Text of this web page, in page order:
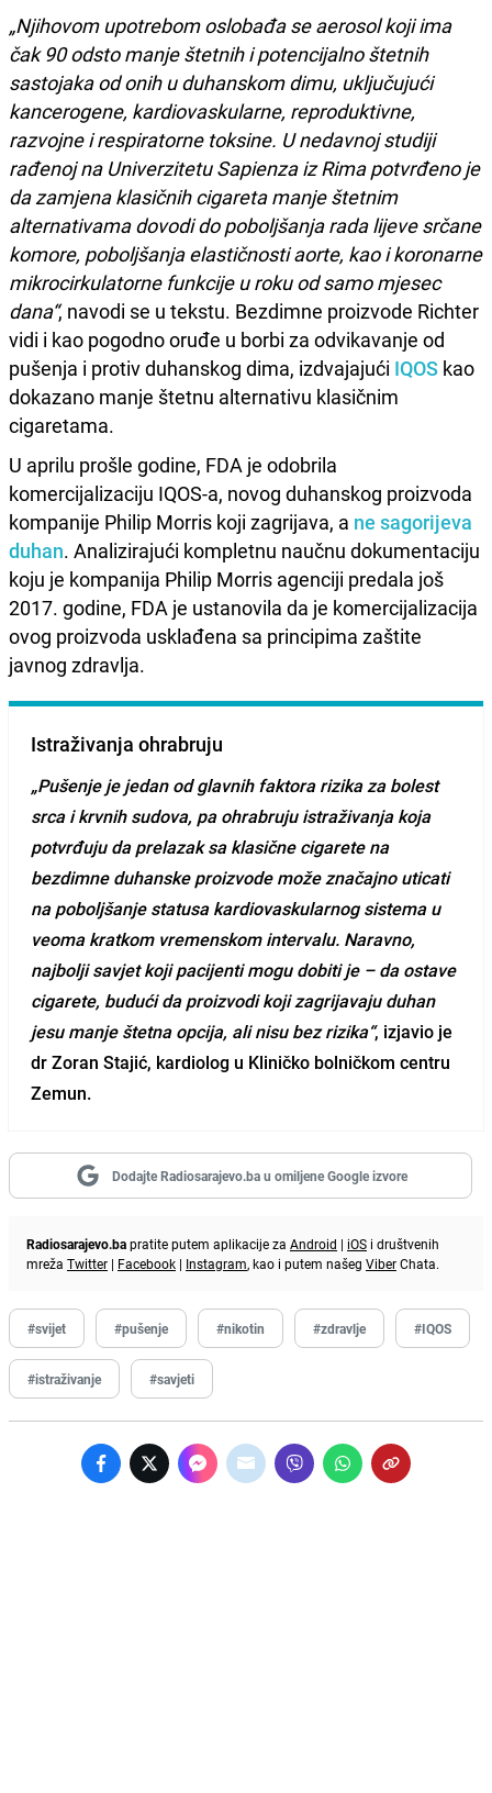
„Njihovom upotrebom oslobađa se aerosol koji ima
čak 90 odsto manje štetnih i potencijalno štetnih
sastojaka od onih u duhanskom dimu, uključujući
kancerogene, kardiovaskularne, reproduktivne,
razvojne i respiratorne toksine. U nedavnoj studiji
rađenoj na Univerzitetu Sapienza iz Rima potvrđeno je
da zamjena klasičnih cigareta manje štetnim
alternativama dovodi do poboljšanja rada lijeve srčane
komore, poboljšanja elastičnosti aorte, kao i koronarne
mikrocirkulatorne funkcije u roku od samo mjesec
dana“, navodi se u tekstu. Bezdimne proizvode Richter
vidi i kao pogodno oruđe u borbi za odvikavanje od
pušenja i protiv duhanskog dima, izdvajajući IQOS kao
dokazano manje štetnu alternativu klasičnim
cigaretama.
U aprilu prošle godine, FDA je odobrila
komercijalizaciju IQOS-a, novog duhanskog proizvoda
kompanije Philip Morris koji zagrijava, a ne sagorijeva
duhan. Analizirajući kompletnu naučnu dokumentaciju
koju je kompanija Philip Morris agenciji predala još
2017. godine, FDA je ustanovila da je komercijalizacija
ovog proizvoda usklađena sa principima zaštite
javnog zdravlja.
Istraživanja ohrabruju
„Pušenje je jedan od glavnih faktora rizika za bolest
srca i krvnih sudova, pa ohrabruju istraživanja koja
potvrđuju da prelazak sa klasične cigarete na
bezdimne duhanske proizvode može značajno uticati
na poboljšanje statusa kardiovaskularnog sistema u
veoma kratkom vremenskom intervalu. Naravno,
najbolji savjet koji pacijenti mogu dobiti je – da ostave
cigarete, budući da proizvodi koji zagrijavaju duhan
jesu manje štetna opcija, ali nisu bez rizika“, izjavio je
dr Zoran Stajić, kardiolog u Kliničko bolničkom centru
Zemun.
Dodajte Radiosarajevo.ba u omiljene Google izvore
Radiosarajevo.bapratite putem aplikacije za Android | iOS i društvenih
mreža Twitter | Facebook | Instagram, kao i putem našeg ViberChata.
#svijet #pušenje #nikotin #zdravlje #IQOS
#istraživanje #savjeti